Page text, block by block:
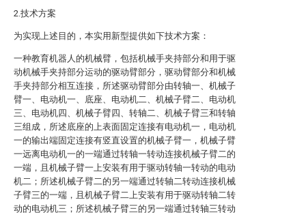
2.技术方案
为实现上述目的，本实用新型提供如下技术方案：
一种教育机器人的机械臂，包括机械手夹持部分和用于驱
动机械手夹持部分运动的驱动臂部分，驱动臂部分和机械
手夹持部分相互连接，所述驱动臂部分由转轴一、机械子
臂一、电动机一、底座、电动机二、机械子臂二、电动机
三、电动机四、机械子臂四、转轴二、机械子臂三和转轴
三组成，所述底座的上表面固定连接有电动机一，电动机
一的输出端固定连接有竖直设置的机械子臂一，机械子臂
一远离电动机一的一端通过转轴一转动连接机械子臂二的
一端，且机械子臂一上安装有用于驱动转轴一转动的电动
机二；所述机械子臂二的另一端通过转轴二转动连接机械
子臂三的一端，且机械子臂二上安装有用于驱动转轴二转
动的电动机三；所述机械子臂三的另一端通过转轴三转动